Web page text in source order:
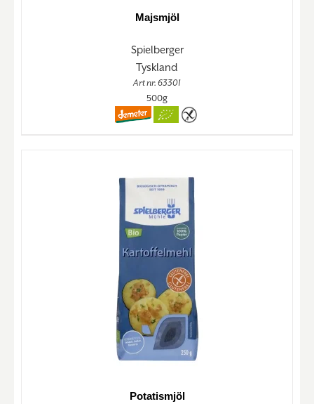
Majsmjöl
Spielberger
Tyskland
Art nr. 63301
500g
Potatismjöl